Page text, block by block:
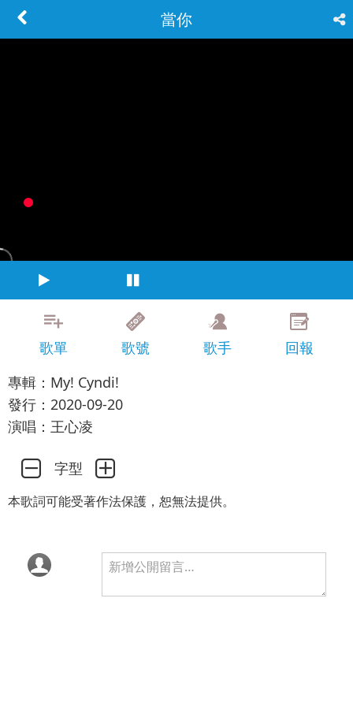
當你
歌單 歌號 歌手
回報
專輯：My! Cyndi!
發行：2020-09-20
演唱：王心凌
字型
本歌詞可能受著作法保護，恕無法提供。